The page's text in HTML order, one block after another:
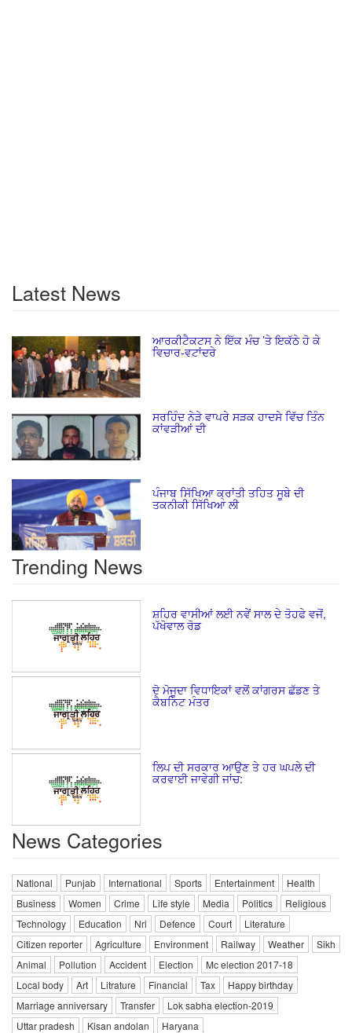
Latest News
ਆਰਕੀਟੈਕਟਸ ਨੇ ਇੱਕ ਮੰਚ ’ਤੇ ਇਕੱਠੇ ਹੋ ਕੇ
ਵਿਚਾਰ-ਵਟਾਂਦਰੇ
ਸਰਹਿੰਦ ਨੇੜੇ ਵਾਪਰੇ ਸੜਕ ਹਾਦਸੇ ਵਿੱਚ ਤਿੰਨ
ਕਾਂਵੜੀਆਂ ਦੀ
ਪੰਜਾਬ ਸਿੱਖਿਆ ਕ੍ਰਾਂਤੀ ਤਹਿਤ ਸੂਬੇ ਦੀ
ਤਕਨੀਕੀ ਸਿੱਖਿਆ ਲੀ
Trending News
ਸ਼ਹਿਰ ਵਾਸੀਆਂ ਲਈ ਨਵੇਂ ਸਾਲ ਦੇ ਤੋਹਫੇ ਵਜੋਂ,
ਪੱਖੋਵਾਲ ਰੋਡ
ਦੋ ਮੋਜੂਦਾ ਵਿਧਾਇਕਾਂ ਵਲੋਂ ਕਾਂਗਰਸ ਛੱਡਣ ਤੇ
ਕੈਬਨਿਟ ਮੰਤਰ
ਲਿਪ ਦੀ ਸਰਕਾਰ ਆਉਣ ਤੇ ਹਰ ਘਪਲੇ ਦੀ
ਕਰਵਾਈ ਜਾਵੇਗੀ ਜਾਂਚ:
News Categories
National Punjab International Sports Entertainment
Health
Business
Women Crime Life style Media Politics
Religious
Technology
Education Nri Defence Court
Literature
Citizen reporter
Agriculture Environment Railway Weather
Sikh
Animal
Pollution Accident Election
Mc election 2017-18
Local body
Art Litrature Financial Tax
Happy birthday
Marriage anniversary
Transfer
Lok sabha election-2019
Uttar pradesh
Kisan andolan Haryana